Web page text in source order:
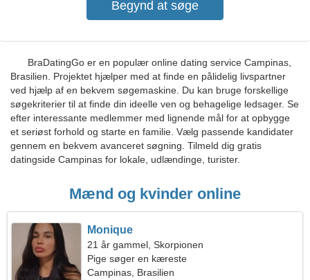
BraDatingGo er en populær online dating service Campinas,
Brasilien. Projektet hjælper med at finde en pålidelig livspartner
ved hjælp af en bekvem søgemaskine. Du kan bruge forskellige
søgekriterier til at finde din ideelle ven og behagelige ledsager. Se
efter interessante medlemmer med lignende mål for at opbygge
et seriøst forhold og starte en familie. Vælg passende kandidater
gennem en bekvem avanceret søgning. Tilmeld dig gratis
datingside Campinas for lokale, udlændinge, turister.
Mænd og kvinder online
Monique
21 år gammel, Skorpionen
Pige søger en kæreste
Campinas, Brasilien